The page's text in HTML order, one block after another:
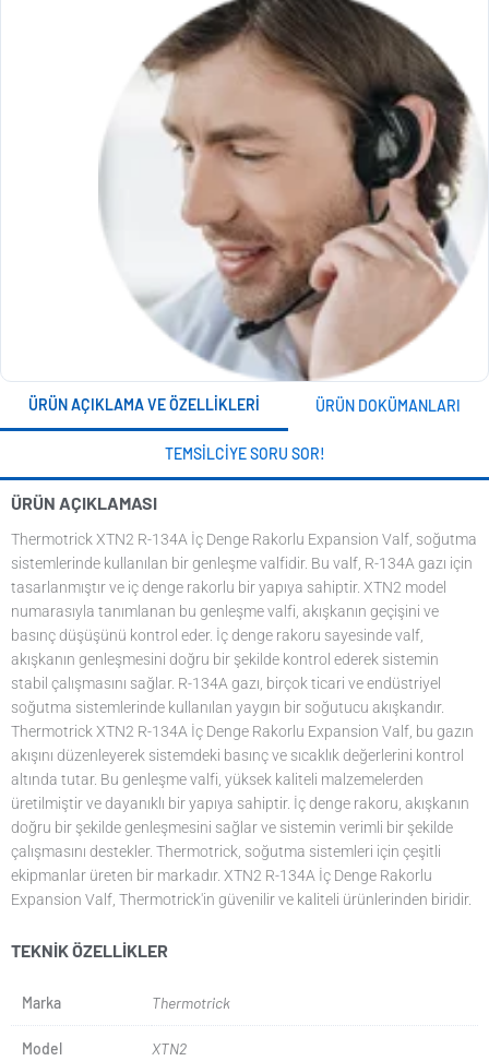
ÜRÜN AÇIKLAMA VE ÖZELLIKLERI ÜRÜN DOKÜMANLARI
TEMSILCIYE SORU SOR!
ÜRÜN AÇIKLAMASI
Thermotrick XTN2 R-134A İç Denge Rakorlu Expansion Valf, soğutma
sistemlerinde kullanılan bir genleşme valfidir. Bu valf, R-134A gazı için
tasarlanmıştır ve iç denge rakorlu bir yapıya sahiptir. XTN2 model
numarasıyla tanımlanan bu genleşme valfi, akışkanın geçişini ve
basınç düşüşünü kontrol eder. İç denge rakoru sayesinde valf,
akışkanın genleşmesini doğru bir şekilde kontrol ederek sistemin
stabil çalışmasını sağlar. R-134A gazı, birçok ticari ve endüstriyel
soğutma sistemlerinde kullanılan yaygın bir soğutucu akışkandır.
Thermotrick XTN2 R-134A İç Denge Rakorlu Expansion Valf, bu gazın
akışını düzenleyerek sistemdeki basınç ve sıcaklık değerlerini kontrol
altında tutar. Bu genleşme valfi, yüksek kaliteli malzemelerden
üretilmiştir ve dayanıklı bir yapıya sahiptir. İç denge rakoru, akışkanın
doğru bir şekilde genleşmesini sağlar ve sistemin verimli bir şekilde
çalışmasını destekler. Thermotrick, soğutma sistemleri için çeşitli
ekipmanlar üreten bir markadır. XTN2 R-134A İç Denge Rakorlu
Expansion Valf, Thermotrick'in güvenilir ve kaliteli ürünlerinden biridir.
TEKNIK ÖZELLIKLER
Marka Thermotrick
Model XTN2